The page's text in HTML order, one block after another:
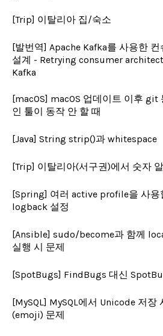
[Trip] 이탈리아 집/숙소
[발번역] Apache Kafka를 사용한
설계 - Retrying consumer
Kafka
[macOS] macOS 업데이트 이후 git
인 툴이 동작 안 할 때
[Java] String strip()과 whitespace
[Trip] 이탈리아(서구권)에서 숫자 알
[Spring] 여러 active profile을 사용
logback 설정
[Ansible] sudo/become과 함께
실행 시 문제
[SpotBugs] FindBugs 대신
[MySQL] MySQL에서 Unicode 저장
(emoji) 문제